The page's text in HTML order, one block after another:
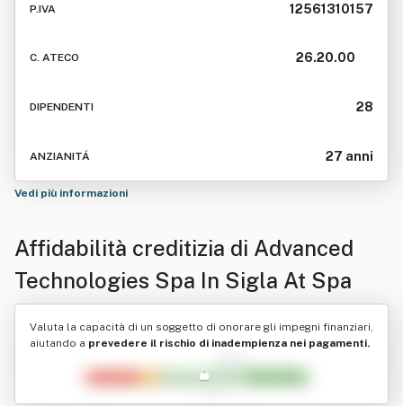
P.IVA 12561310157
C. ATECO 26.20.00
DIPENDENTI 28
ANZIANITÁ 27 anni
Vedi più informazioni
Affidabilità creditizia di Advanced
Technologies Spa In Sigla At Spa
Valuta la capacità di un soggetto di onorare gli impegni finanziari,
aiutando a prevedere il rischio di inadempienza nei pagamenti.